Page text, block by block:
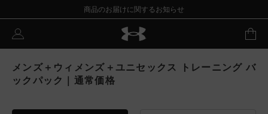
商品のお届けに関するお知らせ
メンズ＋ウィメンズ＋ユニセックス トレーニング バ
ックパック｜通常価格